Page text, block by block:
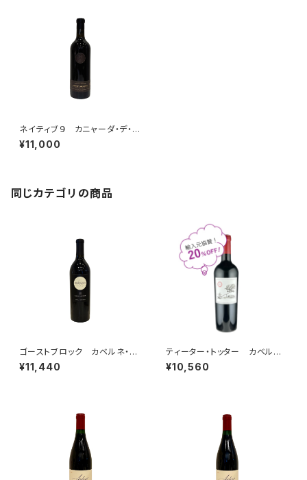
ネイティブ９ カニャーダ・デ・ロ
ス・ピノス カベルネ・ソーヴィニ
ヨン 2019
¥11,000
同じカテゴリの商品
ゴーストブロック カベルネ・ソ
ーヴィニヨン オークヴィル 2
022
¥11,440
ティーター・トッター カベルネ・
ソーヴィニヨン ナパ・ヴァレ
ー 2021
¥10,560